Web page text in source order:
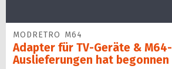
MODRETRO M64
Adapter für TV-Geräte & M64-
Auslieferungen hat begon­nen